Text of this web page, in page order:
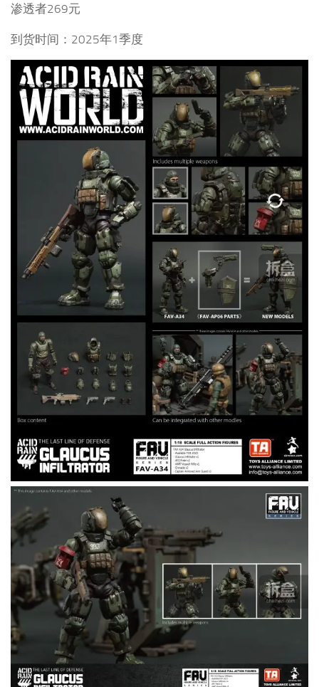
渗透者269元
到货时间：2025年1季度